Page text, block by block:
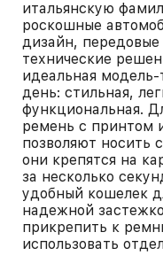
итальянскую
роскошные
дизайн,
технические
идеальная
день: стильная,
функциональная.
ремень с принтом
позволяют носить
они крепятся на
за несколько
удобный кошелек
надежной
прикрепить к
использовать